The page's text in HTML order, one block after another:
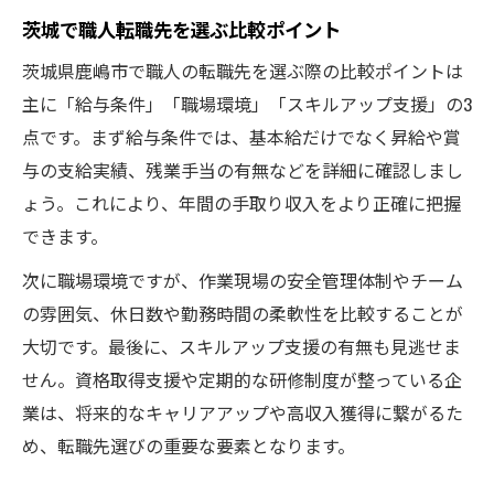
茨城で職人転職先を選ぶ比較ポイント
茨城県鹿嶋市で職人の転職先を選ぶ際の比較ポイントは
主に「給与条件」「職場環境」「スキルアップ支援」の3
点です。まず給与条件では、基本給だけでなく昇給や賞
与の支給実績、残業手当の有無などを詳細に確認しまし
ょう。これにより、年間の手取り収入をより正確に把握
できます。
次に職場環境ですが、作業現場の安全管理体制やチーム
の雰囲気、休日数や勤務時間の柔軟性を比較することが
大切です。最後に、スキルアップ支援の有無も見逃せま
せん。資格取得支援や定期的な研修制度が整っている企
業は、将来的なキャリアアップや高収入獲得に繋がるた
め、転職先選びの重要な要素となります。